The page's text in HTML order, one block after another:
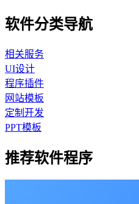
软件分类导航
相关服务
UI设计
程序插件
网站模板
定制开发
PPT模板
推荐软件程序